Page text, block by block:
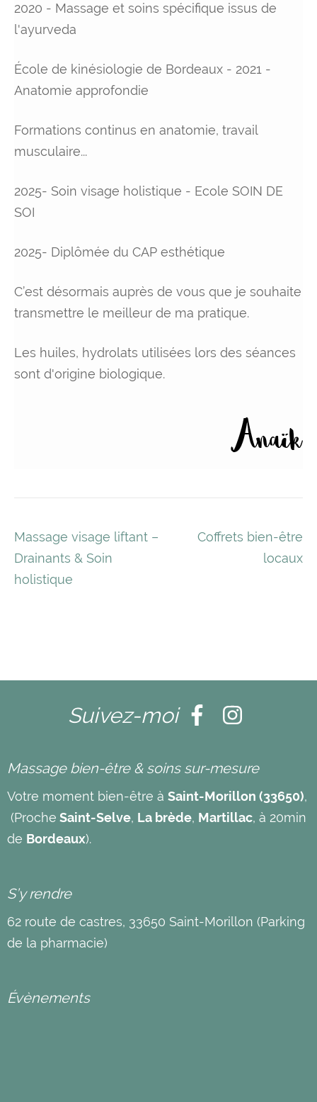
2020 - Massage et soins spécifique issus de
l'ayurveda
École de kinésiologie de Bordeaux - 2021 -
Anatomie approfondie
Formations continus en anatomie, travail
musculaire...
2025- Soin visage holistique - Ecole SOIN DE
SOI
2025- Diplômée du CAP esthétique
C’est désormais auprès de vous que je souhaite
transmettre le meilleur de ma pratique.
Les huiles, hydrolats utilisées lors des séances
sont d'origine biologique.
Navigation
de
l’article
Massage visage liftant –
Drainants & Soin
holistique
Coffrets bien-être
locaux
Suivez-moi
Massage bien-être & soins sur-mesure
Votre moment bien-être à Saint-Morillon (33650),
(Proche Saint-Selve, La brède, Martillac, à 20min
de Bordeaux).
S’y rendre
62 route de castres, 33650 Saint-Morillon (Parking
de la pharmacie)
Évènements